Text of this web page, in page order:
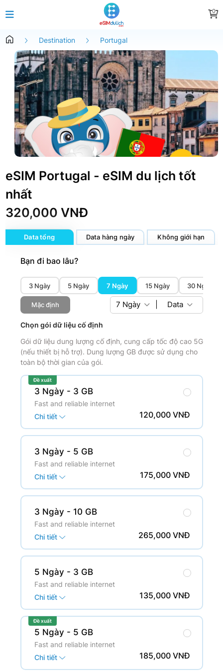
0
Destination Portugal
eSIM Portugal - eSIM du lịch tốt
nhất
320,000 VNĐ
Data tổng Data hàng ngày Không giới hạn
Bạn đi bao lâu?
3 Ngày 5 Ngày 7 Ngày 15 Ngày 30 Ngày
Mặc định 7 Ngày Data
Chọn gói dữ liệu cố định
Gói dữ liệu dung lượng cố định, cung cấp tốc độ cao 5G
(nếu thiết bị hỗ trợ). Dung lượng GB được sử dụng cho
toàn bộ thời gian của gói.
Đề xuất
3 Ngày - 3 GB
Fast and reliable internet
Chi tiết
120,000 VNĐ
3 Ngày - 5 GB
Fast and reliable internet
Chi tiết
175,000 VNĐ
3 Ngày - 10 GB
Fast and reliable internet
Chi tiết
265,000 VNĐ
5 Ngày - 3 GB
Fast and reliable internet
Chi tiết
135,000 VNĐ
Đề xuất
5 Ngày - 5 GB
Fast and reliable internet
Chi tiết
185,000 VNĐ